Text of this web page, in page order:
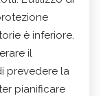
è inferiore.
il
prevedere la
pianificare